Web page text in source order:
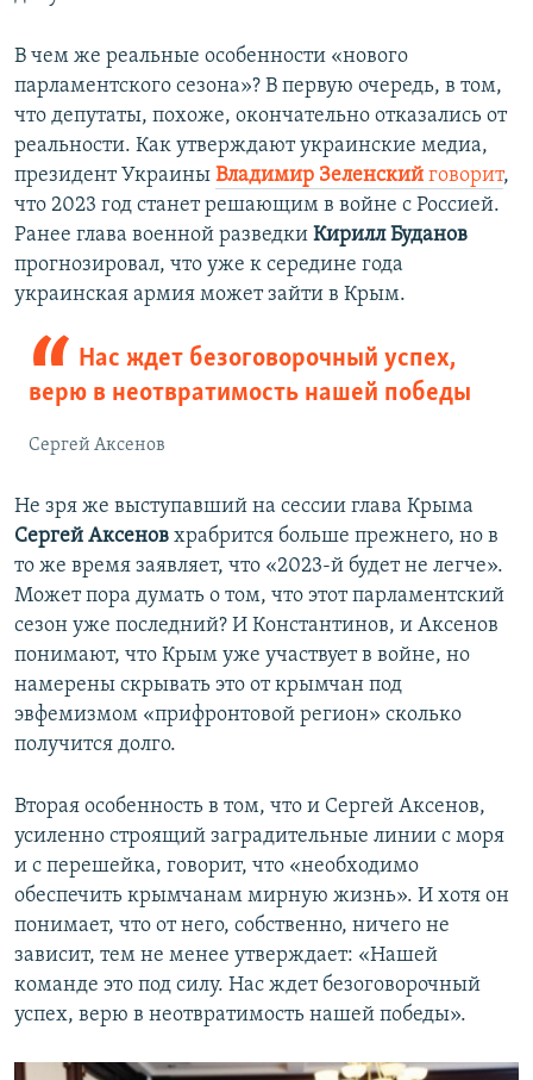
В чем же реальные особенности «нового
парламентского сезона»? В первую очередь, в том,
что депутаты, похоже, окончательно отказались от
реальности. Как утверждают украинские медиа,
президент Украины Владимир Зеленский говорит,
что 2023 год станет решающим в войне с Россией.
Ранее глава военной разведки Кирилл Буданов
прогнозировал, что уже к середине года
украинская армия может зайти в Крым.
Нас ждет безоговорочный успех,
верю в неотвратимость нашей победы
Сергей Аксенов
Не зря же выступавший на сессии глава Крыма
Сергей Аксенов храбрится больше прежнего, но в
то же время заявляет, что «2023-й будет не легче».
Может пора думать о том, что этот парламентский
сезон уже последний? И Константинов, и Аксенов
понимают, что Крым уже участвует в войне, но
намерены скрывать это от крымчан под
эвфемизмом «прифронтовой регион» сколько
получится долго.
Вторая особенность в том, что и Сергей Аксенов,
усиленно строящий заградительные линии с моря
и с перешейка, говорит, что «необходимо
обеспечить крымчанам мирную жизнь». И хотя он
понимает, что от него, собственно, ничего не
зависит, тем не менее утверждает: «Нашей
команде это под силу. Нас ждет безоговорочный
успех, верю в неотвратимость нашей победы».